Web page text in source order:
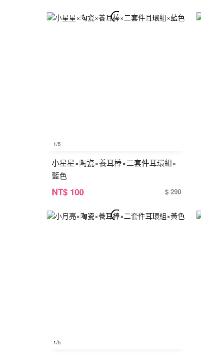
1/5
小星星×陶瓷×養耳棒×二套件耳環組×
藍色
NT$ 100 $ 290
1/5